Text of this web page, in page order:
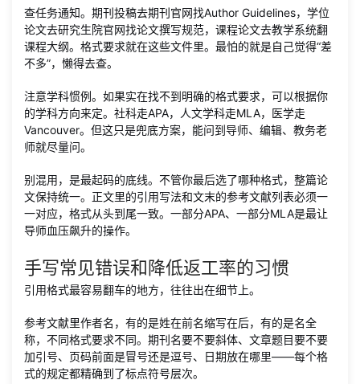
查任务通知。期刊投稿去期刊官网找Author Guidelines，学位
论文去研究生院官网找论文撰写规范，课程论文去教学系统翻
课程大纲。格式要求就在这些文件里。最怕的就是自己觉得“差
不多”，懒得去查。
注意学科惯例。如果实在找不到明确的格式要求，可以根据你
的学科方向来定。社科走APA，人文学科走MLA，医学走
Vancouver。但这只是兜底方案，能问到导师、编辑、教务老
师就尽量问。
别混用，是最起码的底线。不管你最后选了哪种格式，整篇论
文保持统一。正文里的引用写法和文末的参考文献列表必须一
一对应，格式从头到尾一致。一部分APA、一部分MLA是最让
导师血压飙升的操作。
手写常见错误和降低返工率的习惯
引用格式最容易翻车的地方，往往出在细节上。
参考文献里作者名，有的是姓在前名缩写在后，有的是名全
称，不同格式要求不同。期刊名要不要斜体、文章题目要不要
加引号、页码前面是冒号还是逗号、日期放在哪里——每个格
式的规定都精确到了标点符号层次。